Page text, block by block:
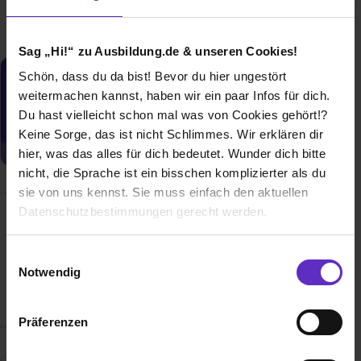
Sag „Hi!“ zu Ausbildung.de & unseren Cookies!
Schön, dass du da bist! Bevor du hier ungestört
weitermachen kannst, haben wir ein paar Infos für dich.
Du hast vielleicht schon mal was von Cookies gehört!?
Keine Sorge, das ist nicht Schlimmes. Wir erklären dir
hier, was das alles für dich bedeutet. Wunder dich bitte
nicht, die Sprache ist ein bisschen komplizierter als du
sie von uns kennst. Sie muss einfach den aktuellen
Datenschutzbestimmungen gerecht werden.
Benutzung der Webseite getroffenen Einstellungen zu
Notwendig
Präferenzen
Du möchtest neue Stellen automatisch
zugeschickt bekommen?
Jetzt aktivieren
…viele unserer heutigen Fachkräfte und Ausbilder ihre
Karriere selbst mit einer Ausbildung bei LUKAS-ERZETT